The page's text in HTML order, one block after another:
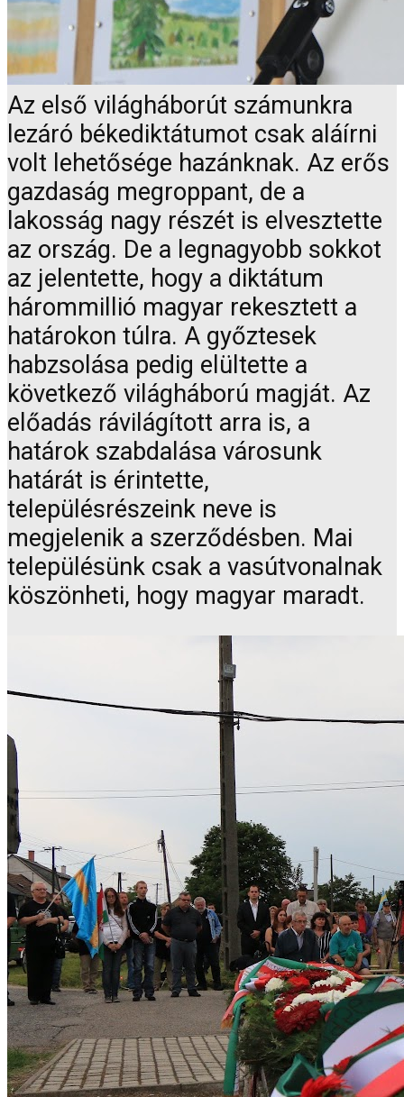
Az első világháborút számunkra
lezáró békediktátumot csak aláírni
volt lehetősége hazánknak. Az erős
gazdaság megroppant, de a
lakosság nagy részét is elvesztette
az ország. De a legnagyobb sokkot
az jelentette, hogy a diktátum
hárommillió magyar rekesztett a
határokon túlra. A győztesek
habzsolása pedig elültette a
következő világháború magját. Az
előadás rávilágított arra is, a
határok szabdalása városunk
határát is érintette,
településrészeink neve is
megjelenik a szerződésben. Mai
településünk csak a vasútvonalnak
köszönheti, hogy magyar maradt.